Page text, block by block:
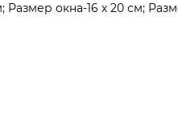
Размер окна-16 х 20 см;